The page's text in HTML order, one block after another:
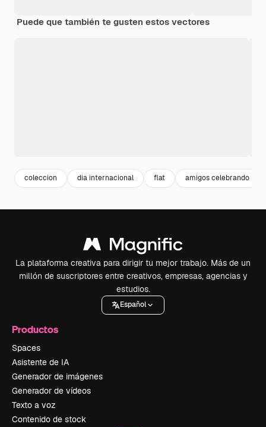
Puede que también te gusten estos vectores
coleccion dia internacional flat amigos celebrando
La plataforma creativa para dirigir tu mejor trabajo. Más de un
millón de suscriptores entre creativos, empresas, agencias y
estudios.
Español
Productos
Spaces
Asistente de IA
Generador de imágenes
Generador de vídeos
Texto a voz
Contenido de stock